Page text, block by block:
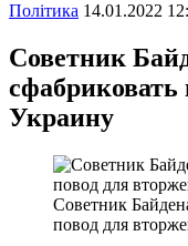
Полiтика 14.01.2022
Советник
сфабриковать
Украину
Советник
повод для